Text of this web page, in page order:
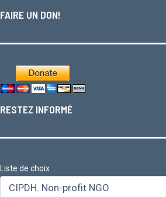
FAIRE UN DON!
RESTEZ INFORMÉ
Liste de choix